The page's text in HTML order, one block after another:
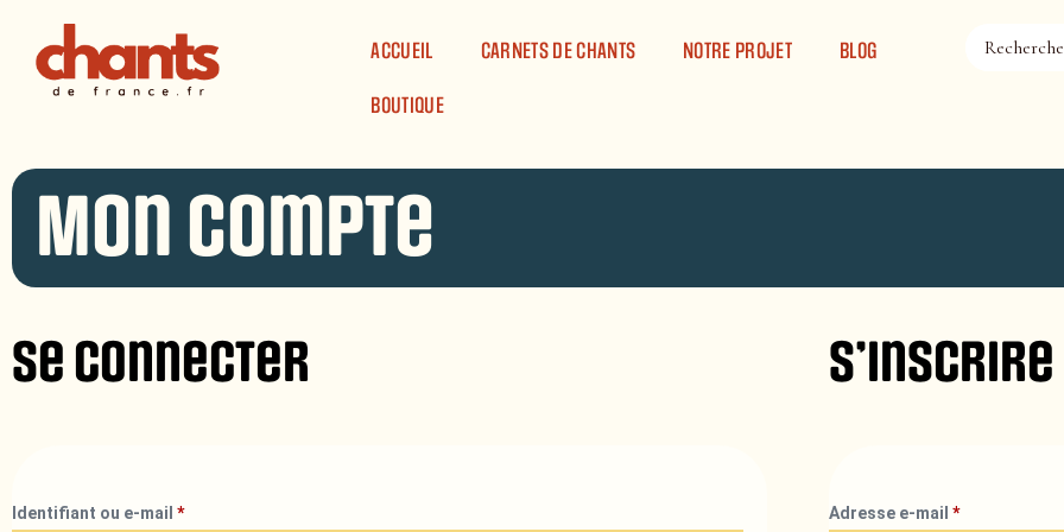
ACCUEIL
CARNETS DE CHANTS NOTRE PROJET BLOG
BOUTIQUE
Mon compte
Se connecter
Identifiant ou e-mail *
S’inscrire
Adresse e-mail*